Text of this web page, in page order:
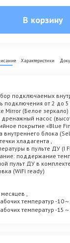
В корзину
Характеристики
подключаемых
подключения от 2 до
Mirror (Белое зеркало) ,
дренажный насос
покрытие «Blue
внутреннего блока
хладагента ,
в пульте ДУ (I
поддержание
пульт ДУ в комплекте
(WiFi ready)
,
температур -10
температур -15